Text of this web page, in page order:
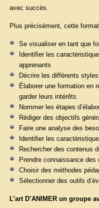
avec succès.
Plus précisément, cette
Se visualiser en tant que
Identifier les
apprenants
Décrire les différents
Élaborer une formation en
garder leurs intérêts
Nommer les étapes
Rédiger des objectifs
Faire une analyse des
Identifier les
Rechercher des contenus
Prendre connaissance des
Choisir des méthodes
Sélectionner des outils
L’art D’ANIMER un groupe